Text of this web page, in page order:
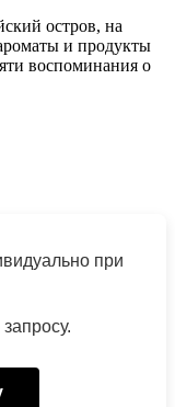
остров, на
и продукты
воспоминания о
при